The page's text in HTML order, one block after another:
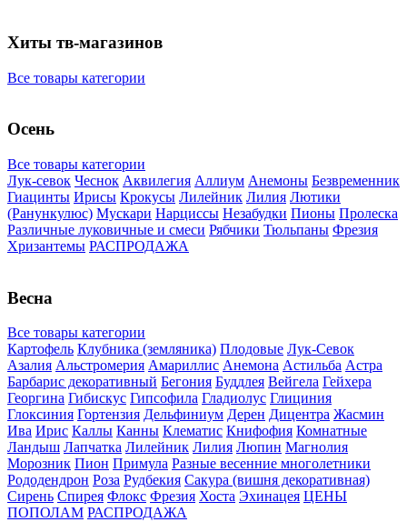
Хиты тв-магазинов
Все товары категории
Осень
Все товары категории
Лук-севок Чеснок Аквилегия Аллиум Анемоны Безвременник
Гиацинты Ирисы Крокусы Лилейник Лилия Лютики
(Ранункулюс) Мускари Нарцисcы Незабудки Пионы Пролеска
Различные луковичные и смеси Рябчики Тюльпаны Фрезия
Хризантемы РАСПРОДАЖА
Весна
Все товары категории
Картофель Клубника (земляника) Плодовые Лук-Севок
Азалия Альстромерия Амариллис Анемона Астильба Астра
Барбарис декоративный Бегония Буддлея Вейгела Гейхера
Георгина Гибискус Гипсофила Гладиолус Глициния
Глоксиния Гортензия Дельфиниум Дерен Дицентра Жасмин
Ива Ирис Каллы Канны Клематис Книфофия Комнатные
Ландыш Лапчатка Лилейник Лилия Люпин Магнолия
Морозник Пион Примула Разные весенние многолетники
Рододендрон Роза Рудбекия Сакура (вишня декоративная)
Сирень Спирея Флокс Фрезия Хоста Эхинацея ЦЕНЫ
ПОПОЛАМ РАСПРОДАЖА